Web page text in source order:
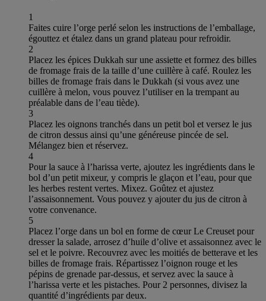
1
Faites cuire l’orge perlé selon les instructions de l’emballage,
égouttez et étalez dans un grand plateau pour refroidir.
2
Placez les épices Dukkah sur une assiette et formez des billes
de fromage frais de la taille d’une cuillère à café. Roulez les
billes de fromage frais dans le Dukkah (si vous avez une
cuillère à melon, vous pouvez l’utiliser en la trempant au
préalable dans de l’eau tiède).
3
Placez les oignons tranchés dans un petit bol et versez le jus
de citron dessus ainsi qu’une généreuse pincée de sel.
Mélangez bien et réservez.
4
Pour la sauce à l’harissa verte, ajoutez les ingrédients dans le
bol d’un petit mixeur, y compris le glaçon et l’eau, pour que
les herbes restent vertes. Mixez. Goûtez et ajustez
l’assaisonnement. Vous pouvez y ajouter du jus de citron à
votre convenance.
5
Placez l’orge dans un bol en forme de cœur Le Creuset pour
dresser la salade, arrosez d’huile d’olive et assaisonnez avec le
sel et le poivre. Recouvrez avec les moitiés de betterave et les
billes de fromage frais. Répartissez l’oignon rouge et les
pépins de grenade par-dessus, et servez avec la sauce à
l’harissa verte et les pistaches. Pour 2 personnes, divisez la
quantité d’ingrédients par deux.